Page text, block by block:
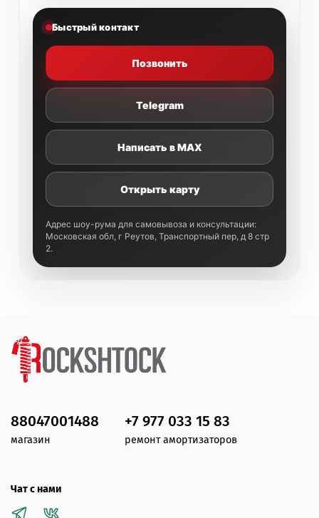
Быстрый контакт
Позвонить
Telegram
Написать в MAX
Открыть карту
Адрес шоу-рума для самовывоза и консультации:
Московская обл, г Реутов, Транспортный пер, д 8 стр
2.
88047001488
магазин
+7 977 033 15 83
ремонт амортизаторов
Чат с нами